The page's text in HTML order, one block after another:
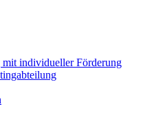
individueller Förderung